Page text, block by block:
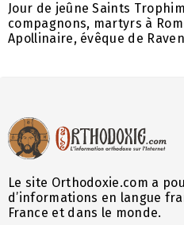
Jour de jeûne Saints
compagnons, martyrs à
Apollinaire, évêque de
Le site Orthodoxie.com a
d’informations en langue
France et dans le monde.